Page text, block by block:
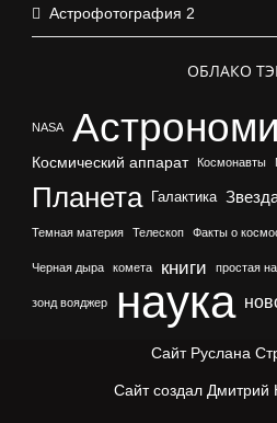
Астрофотография 2
ОБЛАКО
NASA
Космический аппарат
Космонавты
Планета Галактика
Темная материя Телескоп Факты о
Черная дыра комета книги простая
зонд вояджер наука
Сайт Руслана
Сайт создал Дмитрий